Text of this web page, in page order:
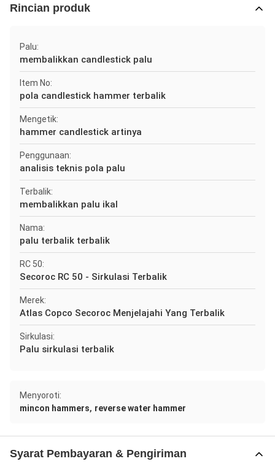
Rincian produk
Palu:
membalikkan candlestick palu
Item No:
pola candlestick hammer terbalik
Mengetik:
hammer candlestick artinya
Penggunaan:
analisis teknis pola palu
Terbalik:
membalikkan palu ikal
Nama:
palu terbalik terbalik
RC 50:
Secoroc RC 50 - Sirkulasi Terbalik
Merek:
Atlas Copco Secoroc Menjelajahi Yang Terbalik
Sirkulasi:
Palu sirkulasi terbalik
Menyoroti:
mincon hammers, reverse water hammer
Syarat Pembayaran & Pengiriman